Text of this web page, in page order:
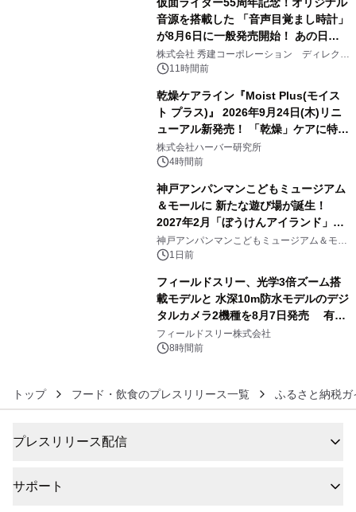
音源を搭載した 「音声目覚まし時計」
が8月6日に一般発売開始！ あの日の
大興奮が今甦る
株式会社 秀建コーポレーション ディレクト
アートギャラリー
11時間前
乾燥ケアライン『Moist Plus(モイス
ト プラス)』 2026年9月24日(木)リニ
ューアル新発売！ 「乾燥」ケアに特化
し、ライン使いで潤いに満ちた肌へ
株式会社ハーバー研究所
4時間前
神戸アンパンマンこどもミュージアム
＆モールに 新たな遊び場が誕生！
2027年2月「ぼうけんアイランド」が
オープン
神戸アンパンマンこどもミュージアム＆モー
ル 1日前
フィールドスリー、光学3倍ズーム搭
載モデルと 水深10m防水モデルのデジ
タルカメラ2機種を8月7日発売 有効
約1300万画素、用途別に選べるコンデ
ジ新登場
フィールドスリー株式会社
8時間前
トップ フード・飲食のプレスリリース一覧 ふるさと納税ガ
プレスリリース配信
サポート